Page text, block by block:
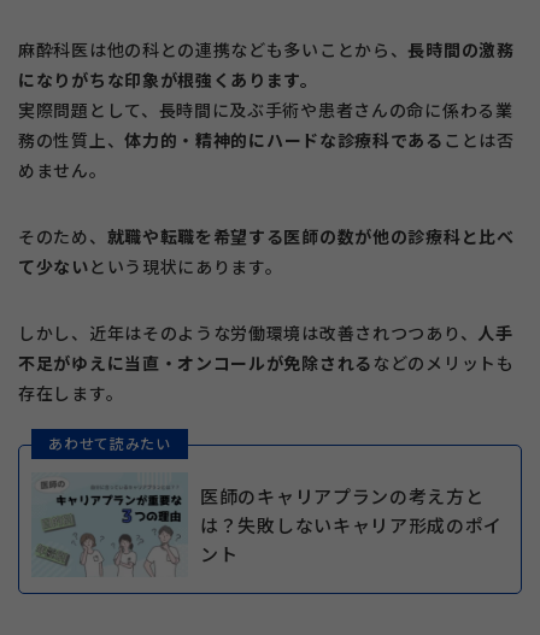
麻酔科医は他の科との連携なども多いことから、長時間の激務
になりがちな印象が根強くあります。
実際問題として、長時間に及ぶ手術や患者さんの命に係わる業
務の性質上、体力的・精神的にハードな診療科である ことは否
めません。
そのため、 就職や転職を希望する医師の数が他の診療科と比べ
て少ないという現状にあります。
しかし、近年はそのような労働環境は改善されつつあり、 人手
不足がゆえに当直・オンコールが免除される などのメリットも
存在します。
あわせて読みたい
医師のキャリアプランの考え方と
は？失敗しないキャリア形成のポイ
ント